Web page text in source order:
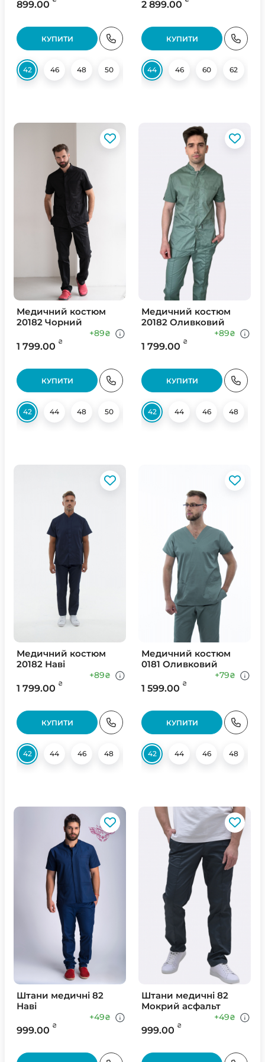
899.00
КУПИТИ
42 46 48 50 56
2 899.00
КУПИТИ
44 46 60 62
Медичний костюм
20182 Чорний
1 799.00 ₴
+89₴
КУПИТИ
42 44 48 50 54
Медичний костюм
20182 Оливковий
1 799.00 ₴
+89₴
КУПИТИ
42 44 46 48
Медичний костюм
20182 Наві
1 799.00 ₴
+89₴
КУПИТИ
42 44 46 48 52
Медичний костюм
0181 Оливковий
1 599.00 ₴
+79₴
КУПИТИ
42 44 46 48
Штани медичні 82
Наві
999.00 ₴
+49₴
Штани медичні 82
Мокрий асфальт
999.00 ₴
+49₴